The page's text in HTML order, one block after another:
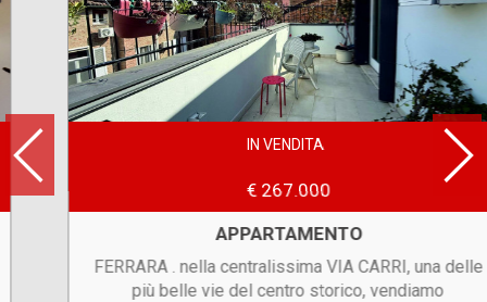
IN VENDITA
€ 267.000
APPARTAMENTO
FERRARA . nella centralissima VIA CARRI, una delle
più belle vie del centro storico, vendiamo